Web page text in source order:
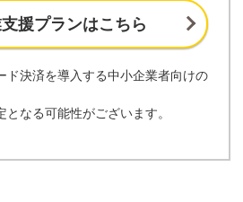
援プランはこちら
決済を導入する中小企業者向けの
なる可能性がございます。